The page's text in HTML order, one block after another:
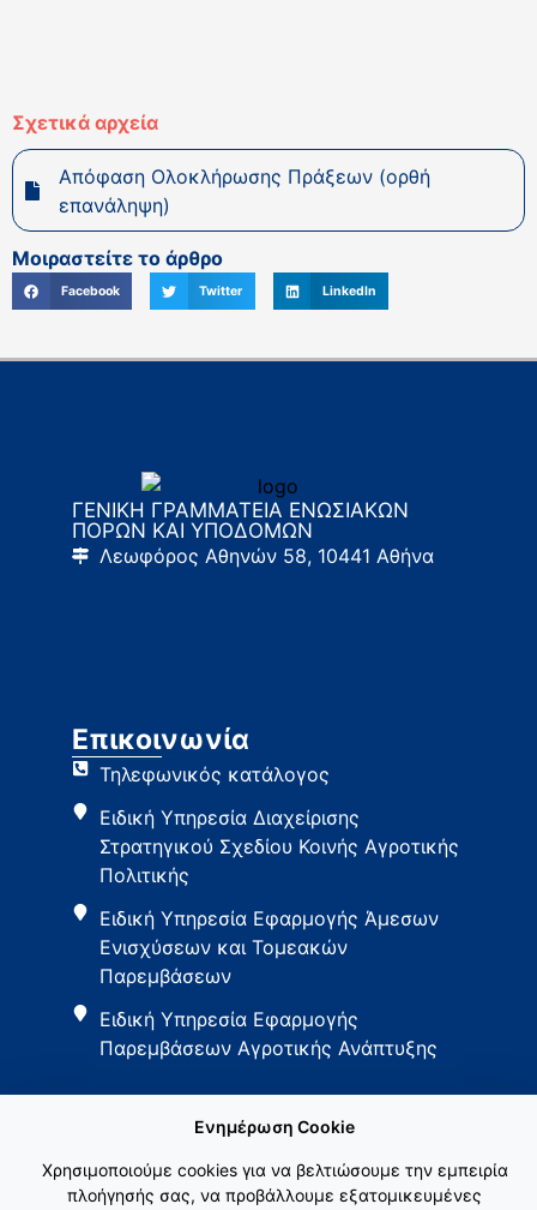
Σχετικά αρχεία
Απόφαση Ολοκλήρωσης Πράξεων (ορθή
επανάληψη)
Μοιραστείτε το άρθρο
Facebook Twitter LinkedIn
ΓΕΝΙΚΗ ΓΡΑΜΜΑΤΕΙΑ ΕΝΩΣΙΑΚΩΝ
ΠΟΡΩΝ ΚΑΙ ΥΠΟΔΟΜΩΝ
Λεωφόρος Αθηνών 58, 10441 Αθήνα
Επικοινωνία
Τηλεφωνικός κατάλογος
Ειδική Υπηρεσία Διαχείρισης
Στρατηγικού Σχεδίου Κοινής Αγροτικής
Πολιτικής
Ειδική Υπηρεσία Εφαρμογής Άμεσων
Ενισχύσεων και Τομεακών
Παρεμβάσεων
Ειδική Υπηρεσία Εφαρμογής
Παρεμβάσεων Αγροτικής Ανάπτυξης
Ενημέρωση Cookie
Χρησιμοποιούμε cookies για να βελτιώσουμε την εμπειρία
πλοήγησής σας, να προβάλλουμε εξατομικευμένες